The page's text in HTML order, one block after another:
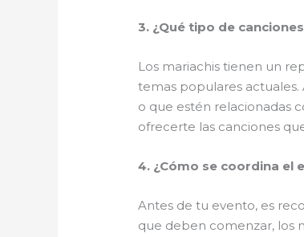
3. ¿Qué tipo de
Los mariachis tienen un
temas populares
o que estén relacionadas
ofrecerte las canciones
4. ¿Cómo se coordina el
Antes de tu evento, es
que deben comenzar, los